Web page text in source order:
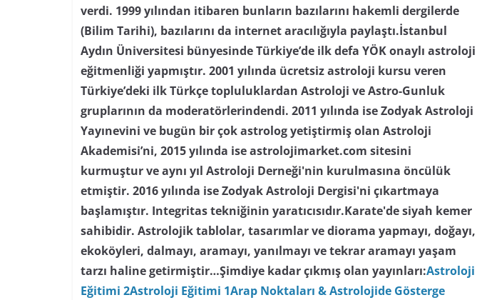
verdi. 1999 yılından itibaren bunların bazılarını hakemli dergilerde
(Bilim Tarihi), bazılarını da internet aracılığıyla paylaştı.İstanbul
Aydın Üniversitesi bünyesinde Türkiye’de ilk defa YÖK onaylı astroloji
eğitmenliği yapmıştır. 2001 yılında ücretsiz astroloji kursu veren
Türkiye’deki ilk Türkçe topluluklardan Astroloji ve Astro-Gunluk
gruplarının da moderatörlerindendi. 2011 yılında ise Zodyak Astroloji
Yayınevini ve bugün bir çok astrolog yetiştirmiş olan Astroloji
Akademisi’ni, 2015 yılında ise astrolojimarket.com sitesini
kurmuştur ve aynı yıl Astroloji Derneği'nin kurulmasına öncülük
etmiştir. 2016 yılında ise Zodyak Astroloji Dergisi'ni çıkartmaya
başlamıştır. Integritas tekniğinin yaratıcısıdır.Karate'de siyah kemer
sahibidir. Astrolojik tablolar, tasarımlar ve diorama yapmayı, doğayı,
ekoköyleri, dalmayı, aramayı, yanılmayı ve tekrar aramayı yaşam
tarzı haline getirmiştir…Şimdiye kadar çıkmış olan yayınları:Astroloji
Eğitimi 2Astroloji Eğitimi 1Arap Noktaları & Astrolojide Gösterge